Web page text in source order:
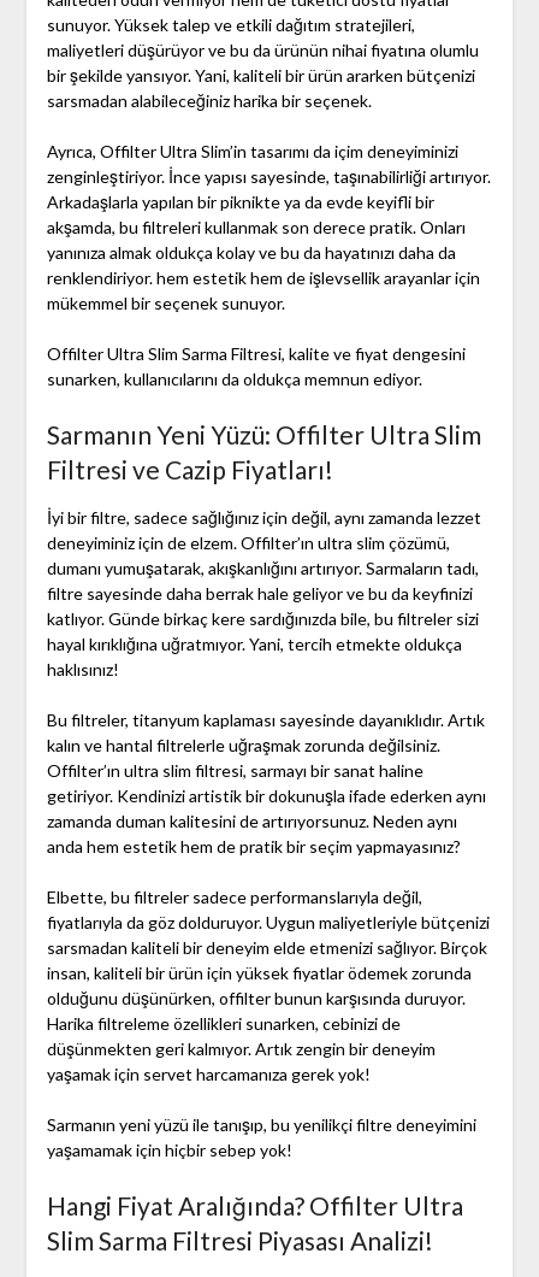
sunuyor. Yüksek talep ve etkili dağıtım stratejileri,
maliyetleri düşürüyor ve bu da ürünün nihai fiyatına olumlu
bir şekilde yansıyor. Yani, kaliteli bir ürün ararken bütçenizi
sarsmadan alabileceğiniz harika bir seçenek.
Ayrıca, Offilter Ultra Slim’in tasarımı da içim deneyiminizi
zenginleştiriyor. İnce yapısı sayesinde, taşınabilirliği artırıyor.
Arkadaşlarla yapılan bir piknikte ya da evde keyifli bir
akşamda, bu filtreleri kullanmak son derece pratik. Onları
yanınıza almak oldukça kolay ve bu da hayatınızı daha da
renklendiriyor. hem estetik hem de işlevsellik arayanlar için
mükemmel bir seçenek sunuyor.
Offilter Ultra Slim Sarma Filtresi, kalite ve fiyat dengesini
sunarken, kullanıcılarını da oldukça memnun ediyor.
Sarmanın Yeni Yüzü: Offilter Ultra Slim
Filtresi ve Cazip Fiyatları!
İyi bir filtre, sadece sağlığınız için değil, aynı zamanda lezzet
deneyiminiz için de elzem. Offilter’ın ultra slim çözümü,
dumanı yumuşatarak, akışkanlığını artırıyor. Sarmaların tadı,
filtre sayesinde daha berrak hale geliyor ve bu da keyfinizi
katlıyor. Günde birkaç kere sardığınızda bile, bu filtreler sizi
hayal kırıklığına uğratmıyor. Yani, tercih etmekte oldukça
haklısınız!
Bu filtreler, titanyum kaplaması sayesinde dayanıklıdır. Artık
kalın ve hantal filtrelerle uğraşmak zorunda değilsiniz.
Offilter’ın ultra slim filtresi, sarmayı bir sanat haline
getiriyor. Kendinizi artistik bir dokunuşla ifade ederken aynı
zamanda duman kalitesini de artırıyorsunuz. Neden aynı
anda hem estetik hem de pratik bir seçim yapmayasınız?
Elbette, bu filtreler sadece performanslarıyla değil,
fiyatlarıyla da göz dolduruyor. Uygun maliyetleriyle bütçenizi
sarsmadan kaliteli bir deneyim elde etmenizi sağlıyor. Birçok
insan, kaliteli bir ürün için yüksek fiyatlar ödemek zorunda
olduğunu düşünürken, offilter bunun karşısında duruyor.
Harika filtreleme özellikleri sunarken, cebinizi de
düşünmekten geri kalmıyor. Artık zengin bir deneyim
yaşamak için servet harcamanıza gerek yok!
Sarmanın yeni yüzü ile tanışıp, bu yenilikçi filtre deneyimini
yaşamamak için hiçbir sebep yok!
Hangi Fiyat Aralığında? Offilter Ultra
Slim Sarma Filtresi Piyasası Analizi!